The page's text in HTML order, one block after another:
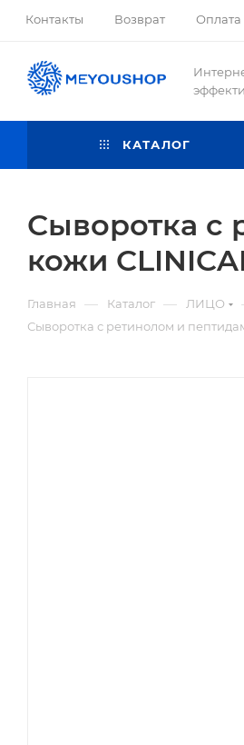
Контакты Возврат Оплата
КАТАЛОГ
Сыворотка с
кожи
Главная — Каталог — ЛИЦО
Сыворотка с ретинолом и